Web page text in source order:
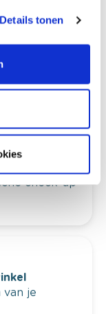
Details tonen
door je
check-up
je